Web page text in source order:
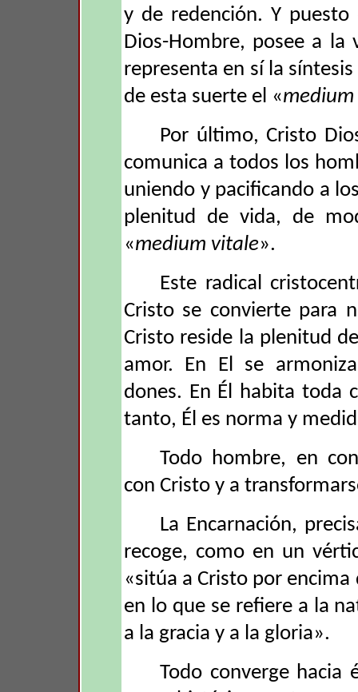
y de redención. Y
Dios-Hombre, posee a la
representa en sí la
de esta suerte el «
Por último, Cristo
comunica a todos los
uniendo y pacificando a
plenitud de vida, de
«medium vitale».
Este radical
Cristo se convierte para
Cristo reside la plenitud
amor. En El se
dones. En Él habita toda
tanto, Él es norma y
Todo hombre, en
con Cristo y a
La Encarnación,
recoge, como en un
«sitúa a Cristo por
en lo que se refiere a la
a la gracia y a la gloria».
Todo converge